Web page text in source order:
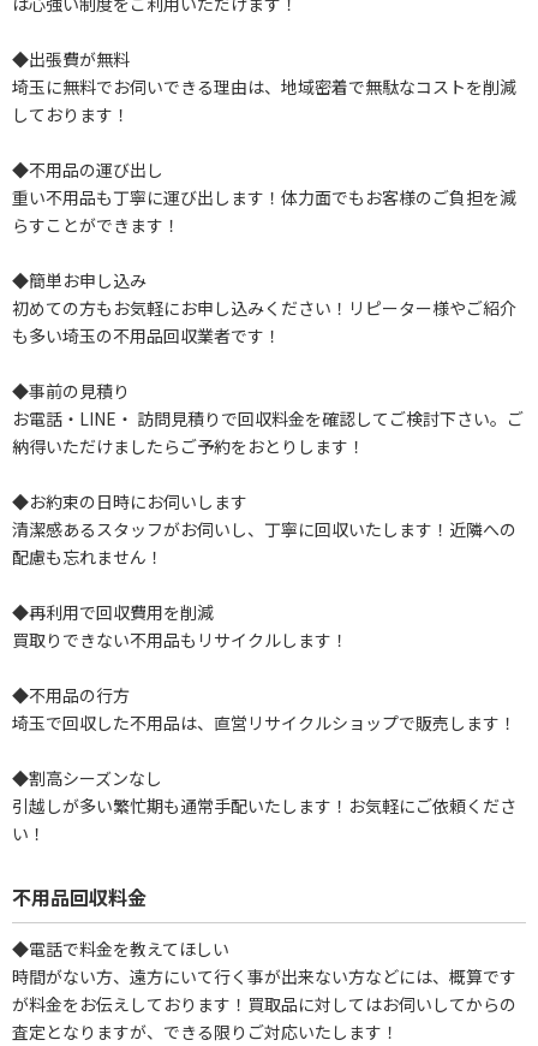
◆出張費が無料
埼玉に無料でお伺いできる理由は、地域密着で無駄なコストを削減
しております！
◆不用品の運び出し
重い不用品も丁寧に運び出します！体力面でもお客様のご負担を減
らすことができます！
◆簡単お申し込み
初めての方もお気軽にお申し込みください！リピーター様やご紹介
も多い埼玉の不用品回収業者です！
◆事前の見積り
お電話・LINE・ 訪問見積りで回収料金を確認してご検討下さい。ご
納得いただけましたらご予約をおとりします！
◆お約束の日時にお伺いします
清潔感あるスタッフがお伺いし、丁寧に回収いたします！近隣への
配慮も忘れません！
◆再利用で回収費用を削減
買取りできない不用品もリサイクルします！
◆不用品の行方
埼玉で回収した不用品は、直営リサイクルショップで販売します！
◆割高シーズンなし
引越しが多い繁忙期も通常手配いたします！お気軽にご依頼くださ
い！
不用品回収料金
◆電話で料金を教えてほしい
時間がない方、遠方にいて行く事が出来ない方などには、概算です
が料金をお伝えしております！買取品に対してはお伺いしてからの
査定となりますが、できる限りご対応いたします！